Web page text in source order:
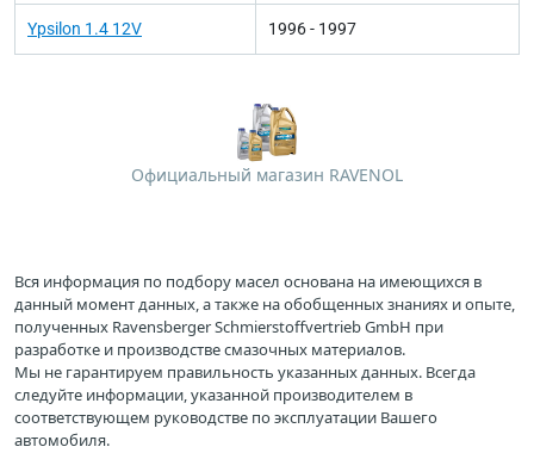
Ypsilon 1.4 12V 1996 - 1997
Официальный магазин RAVENOL
Вся информация по подбору масел основана на имеющихся в
данный момент данных, а также на обобщенных знаниях и опыте,
полученных Ravensberger Schmierstoffvertrieb GmbH при
разработке и производстве смазочных материалов.
Мы не гарантируем правильность указанных данных. Всегда
следуйте информации, указанной производителем в
соответствующем руководстве по эксплуатации Вашего
автомобиля.